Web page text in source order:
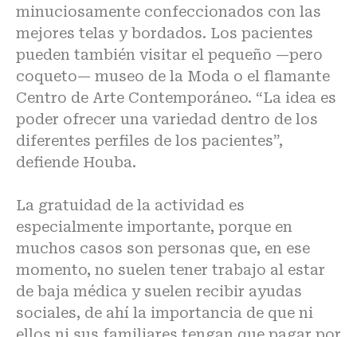
minuciosamente confeccionados con las
mejores telas y bordados. Los pacientes
pueden también visitar el pequeño —pero
coqueto— museo de la Moda o el flamante
Centro de Arte Contemporáneo. “La idea es
poder ofrecer una variedad dentro de los
diferentes perfiles de los pacientes”,
defiende Houba.
La gratuidad de la actividad es
especialmente importante, porque en
muchos casos son personas que, en ese
momento, no suelen tener trabajo al estar
de baja médica y suelen recibir ayudas
sociales, de ahí la importancia de que ni